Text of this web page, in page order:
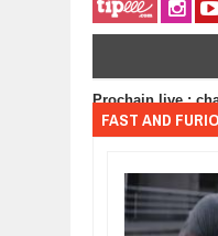
Prochain live :
FAST AND